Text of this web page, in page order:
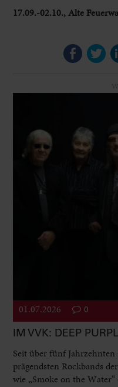
17.09.-02.10., Alte
Facebook
01.07.2026 0
IM VVK: DEEP
Seit über fünf
prägendsten Rockbands
wie „Smoke on the